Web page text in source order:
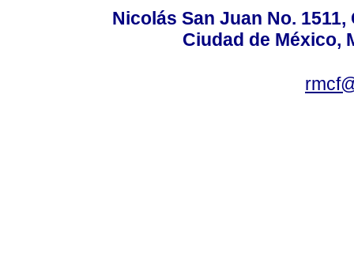
Nicolás San Juan No.
Ciudad de México,